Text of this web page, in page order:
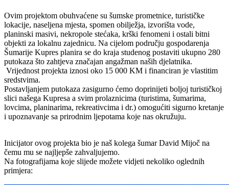
Ovim projektom obuhvaćene su šumske prometnice, turističke
lokacije, naseljena mjesta, spomen obilježja, izvorišta vode,
planinski masivi, nekropole stećaka, krški fenomeni i ostali bitni
objekti za lokalnu zajednicu. Na cijelom području gospodarenja
Šumarije Kupres planira se do kraja studenog postaviti ukupno 280
putokaza što zahtjeva značajan angažman naših djelatnika.
Vrijednost projekta iznosi oko 15 000 KM i financiran je vlastitim
sredstvima.
Postavljanjem putokaza zasigurno ćemo doprinijeti boljoj turističkoj
slici našega Kupresa a svim prolaznicima (turistima, šumarima,
lovcima, planinarima, rekreativcima i dr.) omogućiti sigurno kretanje
i upoznavanje sa prirodnim ljepotama koje nas okružuju.
Inicijator ovog projekta bio je naš kolega šumar David Mijoč na
čemu mu se najljepše zahvaljujemo.
Na fotografijama koje slijede možete vidjeti nekoliko oglednih
primjera: